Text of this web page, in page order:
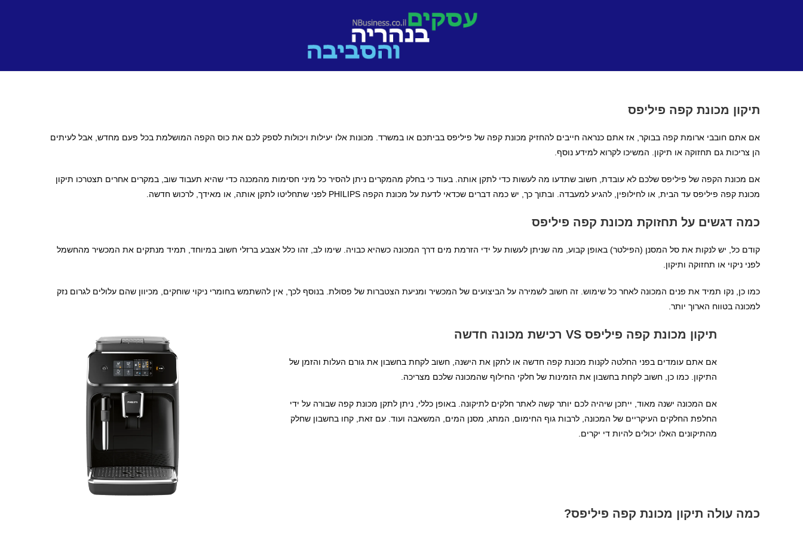
תיקון מכונת קפה פיליפס
אם אתם חובבי ארומת קפה בבוקר, אז אתם כנראה חייבים להחזיק מכונת קפה של פיליפס בביתכם או במשרד. מכונות אלו יעילות ויכולות לספק לכם את כוס הקפה המושלמת בכל פעם מחדש, אבל לעיתים
הן צריכות גם תחזוקה או תיקון. המשיכו לקרוא למידע נוסף.
אם מכונת הקפה של פיליפס שלכם לא עובדת, חשוב שתדעו מה לעשות כדי לתקן אותה. בעוד כי בחלק מהמקרים ניתן להסיר כל מיני חסימות מהמכנה כדי שהיא תעבוד שוב, במקרים אחרים תצטרכו תיקון
מכונת קפה פיליפס עד הבית, או לחילופין, להגיע למעבדה. ובתוך כך, יש כמה דברים שכדאי לדעת על מכונת הקפה PHILIPS לפני שתחליטו לתקן אותה, או מאידך, לרכוש חדשה.
כמה דגשים על תחזוקת מכונת קפה פיליפס
קודם כל, יש לנקות את סל המסנן (הפילטר) באופן קבוע, מה שניתן לעשות על ידי הזרמת מים דרך המכונה כשהיא כבויה. שימו לב, זהו כלל אצבע ברזלי חשוב במיוחד, תמיד מנתקים את המכשיר מהחשמל
לפני ניקוי או תחזוקה ותיקון.
כמו כן, נקו תמיד את פנים המכונה לאחר כל שימוש. זה חשוב לשמירה על הביצועים של המכשיר ומניעת הצטברות של פסולת. בנוסף לכך, אין להשתמש בחומרי ניקוי שוחקים, מכיוון שהם עלולים לגרום נזק
למכונה בטווח הארוך יותר.
תיקון מכונת קפה פיליפס VS רכישת מכונה חדשה
אם אתם עומדים בפני החלטה לקנות מכונת קפה חדשה או לתקן את הישנה, חשוב לקחת בחשבון את גורם העלות והזמן של
התיקון. כמו כן, חשוב לקחת בחשבון את הזמינות של חלקי החילוף שהמכונה שלכם מצריכה.
אם המכונה ישנה מאוד, ייתכן שיהיה לכם יותר קשה לאתר חלקים לתיקונה. באופן כללי, ניתן לתקן מכונת קפה שבורה על ידי
החלפת החלקים העיקריים של המכונה, לרבות גוף החימום, המתג, מסנן המים, המשאבה ועוד. עם זאת, קחו בחשבון שחלק
מהתיקונים האלו יכולים להיות די יקרים.
כמה עולה תיקון מכונת קפה פיליפס?